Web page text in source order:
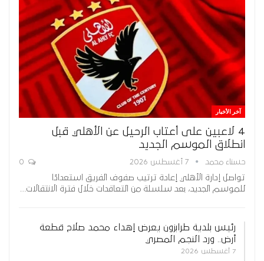
آخر الأخبار
4 لاعبين على أعتاب الرحيل عن الأهلي قبل
انطلاق الموسم الجديد
حسناء محمد 7 أغسطس 2026
تواصل إدارة الأهلي إعادة ترتيب صفوف الفريق استعدادًا
للموسم الجديد، بعد سلسلة من التعاقدات خلال فترة الانتقالات…
رئيس بلدية طرابزون يعرض إهداء محمد صلاح قطعة
أرض.. ورد النجم المصري
7 أغسطس 2026